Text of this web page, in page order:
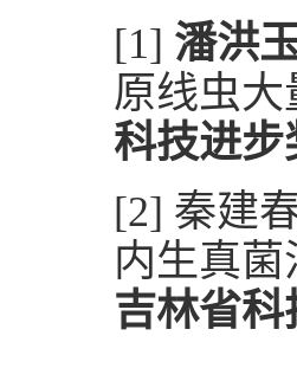
[1] 潘洪
原线虫
科技进步
[2] 秦建
内生真
吉林省